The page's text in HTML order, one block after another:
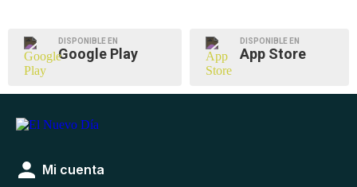
DISPONIBLE EN
Google Play
DISPONIBLE EN
App Store
Mi cuenta